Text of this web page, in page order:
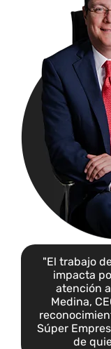
"El trabajo
impacta
atención
Medina,
Súper
de